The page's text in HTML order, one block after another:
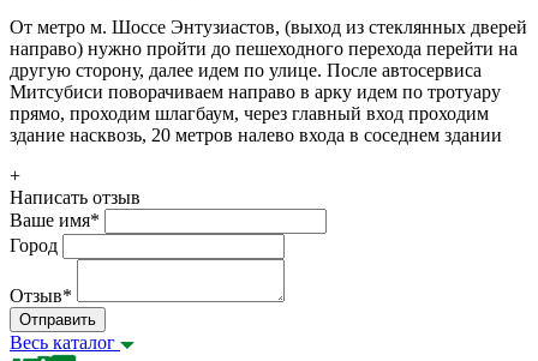
От метро м. Шоссе Энтузиастов, (выход из стеклянных дверей
направо) нужно пройти до пешеходного перехода перейти на
другую сторону, далее идем по улице. После автосервиса
Митсубиси поворачиваем направо в арку идем по тротуару
прямо, проходим шлагбаум, через главный вход проходим
здание насквозь, 20 метров налево входа в соседнем здании
+
Написать отзыв
Ваше имя*
Город
Отзыв*
Отправить
Весь каталог